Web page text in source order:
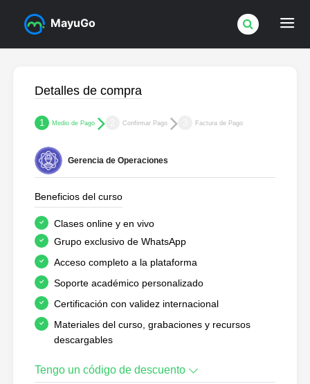
MayuGo
Detalles de compra
1 Medio de Pago Confirmar Pago Factura de Pago
Gerencia de Operaciones
Beneficios del curso
Clases online y en vivo
Grupo exclusivo de WhatsApp
Acceso completo a la plataforma
Soporte académico personalizado
Certificación con validez internacional
Materiales del curso, grabaciones y recursos
descargables
Tengo un código de descuento